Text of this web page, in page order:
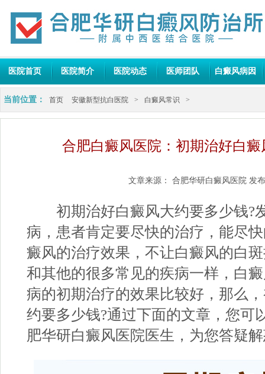
医院首页 医院简介 医院动态 医师团队 白癜风病因
当前位置： 首页 安徽新型抗白医院 > 白癜风常识 >
合肥白癜风医院：初期治好白
文章来源： 合肥华研白癜风医院 发
初期治好白癜风大约要多少钱?
病，患者肯定要尽快的治疗，能尽
癜风的治疗效果，不让白癜风的白
和其他的很多常见的疾病一样，白
病的初期治疗的效果比较好，那么
约要多少钱?通过下面的文章，您可
肥华研白癜风医院医生，为您答疑